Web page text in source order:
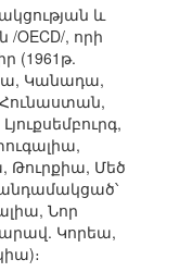
և
, որի
(1961թ.
Կանադա,
Թուրքիա, Մեծ
Նոր
Կորեա,